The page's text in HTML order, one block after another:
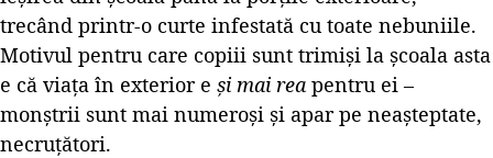
trecând printr-o curte infestată cu toate nebuniile.
Motivul pentru care copiii sunt trimiși la școala asta
e că viața în exterior e și mai rea pentru ei –
monștrii sunt mai numeroși și apar pe neașteptate,
necruțători.